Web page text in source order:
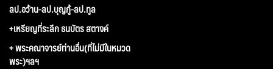
ลป.อว้าน-ลป.บุญกู้-ลป.ทูล
+เหรียญที่ระลึก ธนบัตร สตางค์
+ พระคณาจารย์ท่านอื่น(ที่ไม่มีในหมวด
พระ)ฯลฯ